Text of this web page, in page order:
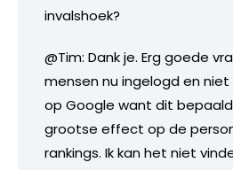
invalshoek?
@Tim: Dank je. Erg goede
mensen nu ingelogd en
op Google want dit
grootse effect op de
rankings. Ik kan het niet